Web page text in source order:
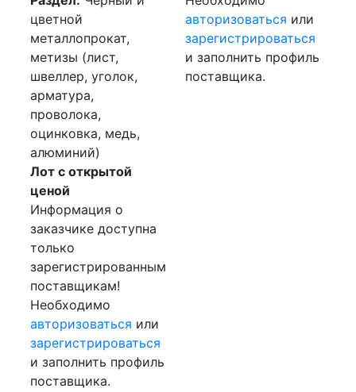
цветной
металлопрокат,
метизы (лист,
швеллер, уголок,
арматура,
проволока,
оцинковка, медь,
алюминий)
Лот с открытой
ценой
Информация о
заказчике доступна
только
зарегистрированным
поставщикам!
Необходимо
авторизоваться или
зарегистрироваться
и заполнить профиль
поставщика.
авторизоваться или
зарегистрироваться
и заполнить профиль
поставщика.